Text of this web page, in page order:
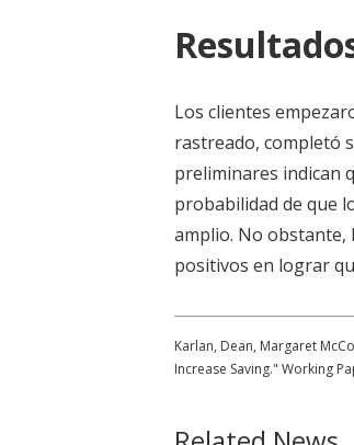
Los clientes
rastreado, completó
preliminares indican
probabilidad de que
amplio. No obstante,
positivos en lograr
Karlan, Dean, Margaret
Increase Saving." Working